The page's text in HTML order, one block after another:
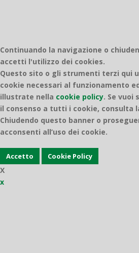
Continuando la navigazione o
accetti l'utilizzo dei cookies.
Questo sito o gli strumenti terzi qui
cookie necessari al funzionamento
illustrate nella cookie policy. Se vuoi
il consenso a tutti i cookie, consulta
Chiudendo questo banner o
acconsenti all’uso dei cookie.
Accetto Cookie Policy
X
x